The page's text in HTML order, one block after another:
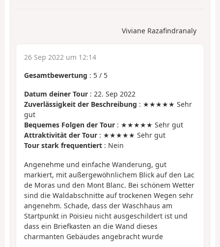
Viviane Razafindranaly
26 Sep 2022 um 12:14
Gesamtbewertung : 5 / 5
Datum deiner Tour : 22. Sep 2022
Zuverlässigkeit der Beschreibung : ★★★★★ Sehr
gut
Bequemes Folgen der Tour : ★★★★★ Sehr gut
Attraktivität der Tour : ★★★★★ Sehr gut
Tour stark frequentiert : Nein
Angenehme und einfache Wanderung, gut
markiert, mit außergewöhnlichem Blick auf den Lac
de Moras und den Mont Blanc. Bei schönem Wetter
sind die Waldabschnitte auf trockenen Wegen sehr
angenehm. Schade, dass der Waschhaus am
Startpunkt in Poisieu nicht ausgeschildert ist und
dass ein Briefkasten an die Wand dieses
charmanten Gebäudes angebracht wurde